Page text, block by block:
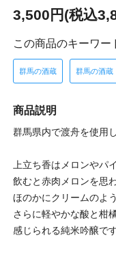
3,500円(税込
この商品のキーワー
群馬の酒蔵 群馬の酒蔵
商品説明
群馬県内で渡舟を使用
上立ち香はメロンやパ
飲むと赤肉メロンを思
ほのかにクリームのよ
さらに軽やかな酸と柑
感じられる純米吟醸で